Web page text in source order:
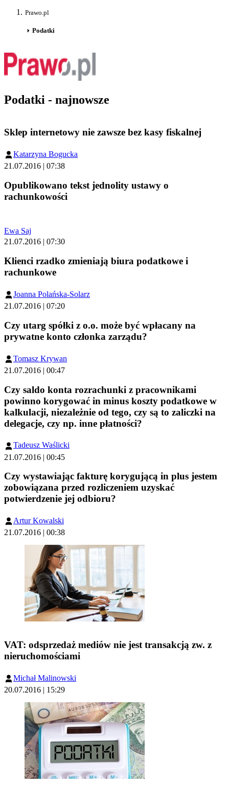
Prawo.pl
Podatki
Podatki - najnowsze
Sklep internetowy nie zawsze bez kasy fiskalnej
Katarzyna Bogucka
21.07.2016 | 07:38
Opublikowano tekst jednolity ustawy o
rachunkowości
Ewa Saj
21.07.2016 | 07:30
Klienci rzadko zmieniają biura podatkowe i
rachunkowe
Joanna Polańska-Solarz
21.07.2016 | 07:20
Czy utarg spółki z o.o. może być wpłacany na
prywatne konto członka zarządu?
Tomasz Krywan
21.07.2016 | 00:47
Czy saldo konta rozrachunki z pracownikami
powinno korygować in minus koszty podatkowe w
kalkulacji, niezależnie od tego, czy są to zaliczki na
delegacje, czy np. inne płatności?
Tadeusz Waślicki
21.07.2016 | 00:45
Czy wystawiając fakturę korygującą in plus jestem
zobowiązana przed rozliczeniem uzyskać
potwierdzenie jej odbioru?
Artur Kowalski
21.07.2016 | 00:38
VAT: odsprzedaż mediów nie jest transakcją zw. z
nieruchomościami
Michał Malinowski
20.07.2016 | 15:29